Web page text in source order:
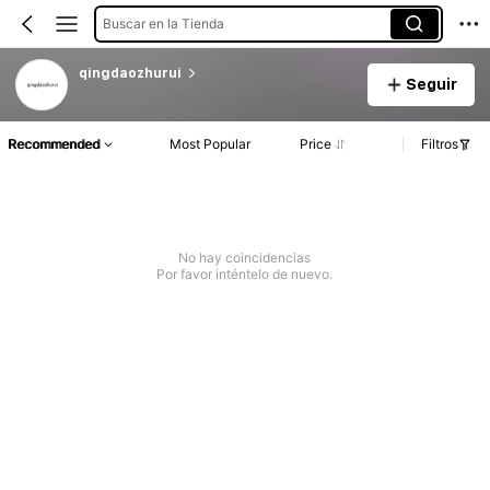
Buscar en la Tienda
qingdaozhurui
Seguir
Recommended Most Popular Price Filtros
No hay coincidencias
Por favor inténtelo de nuevo.